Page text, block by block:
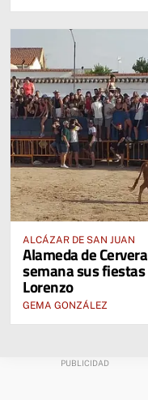
ALCÁZAR DE SAN JUAN
Alameda de
semana sus
Lorenzo
GEMA GONZÁLEZ